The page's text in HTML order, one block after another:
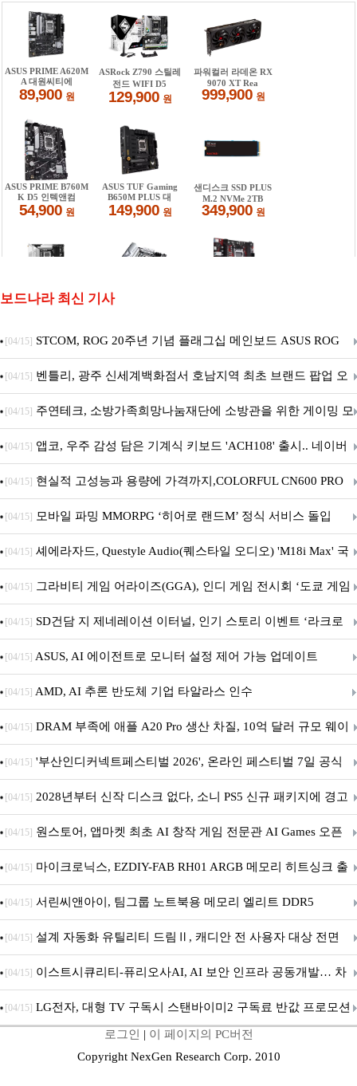
보드나라 최신 기사
[04/15] STCOM, ROG 20주년 기념 플래그십 메인보드 ASUS ROG
Crosshair X870E EDITION 20 국내 출시 예정
[04/15] 벤틀리, 광주 신세계백화점서 호남지역 최초 브랜드 팝업 오
픈
[04/15] 주연테크, 소방가족희망나눔재단에 소방관을 위한 게이밍 모
니터·스마트 펫 침대 기부
[04/15] 앱코, 우주 감성 담은 기계식 키보드 'ACH108' 출시.. 네이버
브랜드데이 기획전 진행
[04/15] 현실적 고성능과 용량에 가격까지,COLORFUL CN600 PRO
M.2 NVMe 디앤디컴 1TB
[04/15] 모바일 파밍 MMORPG ‘히어로 랜드M’ 정식 서비스 돌입
[04/15] 셰에라자드, Questyle Audio(퀘스타일 오디오) 'M18i Max' 국
내 정식 출시
[04/15] 그라비티 게임 어라이즈(GGA), 인디 게임 전시회 ‘도쿄 게임
던전 13’ 참가!
[04/15] SD건담 지 제네레이션 이터널, 인기 스토리 이벤트 ‘라크로
아의 용사’ 재개최 및 풍성한 기념 이벤트 실시!
[04/15] ASUS, AI 에이전트로 모니터 설정 제어 가능 업데이트
[04/15] AMD, AI 추론 반도체 기업 타알라스 인수
[04/15] DRAM 부족에 애플 A20 Pro 생산 차질, 10억 달러 규모 웨이
퍼 대기
[04/15] '부산인디커넥트페스티벌 2026', 온라인 페스티벌 7일 공식
개막... 22일간 진행
[04/15] 2028년부터 신작 디스크 없다, 소니 PS5 신규 패키지에 경고
문 추가
[04/15] 원스토어, 앱마켓 최초 AI 창작 게임 전문관 AI Games 오픈
[04/15] 마이크로닉스, EZDIY-FAB RH01 ARGB 메모리 히트싱크 출
시
[04/15] 서린씨앤아이, 팀그룹 노트북용 메모리 엘리트 DDR5
5600MHz 16GB 출시
[04/15] 설계 자동화 유틸리티 드림Ⅱ, 캐디안 전 사용자 대상 전면
무상 배포
[04/15] 이스트시큐리티-퓨리오사AI, AI 보안 인프라 공동개발… 차
세대 AI 보안 플랫폼 구축
[04/15] LG전자, 대형 TV 구독시 스탠바이미2 구독료 반값 프로모션
로그인 | 이 페이지의 PC버전
Copyright NexGen Research Corp. 2010